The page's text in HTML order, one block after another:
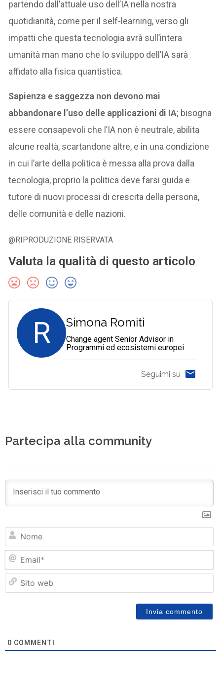
partendo dall’attuale uso dell’IA nella nostra
quotidianità, come per il self-learning, verso gli
impatti che questa tecnologia avrà sull’intera
umanità man mano che lo sviluppo dell’IA sarà
affidato alla fisica quantistica.
Sapienza e saggezza non devono mai
abbandonare l’uso delle applicazioni di IA; bisogna
essere consapevoli che l’IA non è neutrale, abilita
alcune realtà, scartandone altre, e in una condizione
in cui l’arte della politica è messa alla prova dalla
tecnologia, proprio la politica deve farsi guida e
tutore di nuovi processi di crescita della persona,
delle comunità e delle nazioni.
@RIPRODUZIONE RISERVATA
Valuta la qualità di questo articolo
R Simona Romiti
Change agent Senior Advisor in
Programmi ed ecosistemi europei
Seguimi su
Partecipa alla community
0 COMMENTI